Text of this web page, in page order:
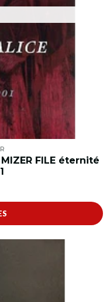
MIZER FILE éternité